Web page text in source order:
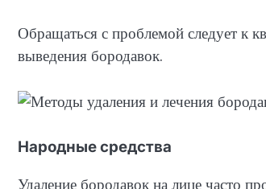
Обращаться с проблемой следует к
выведения бородавок.
Народные средства